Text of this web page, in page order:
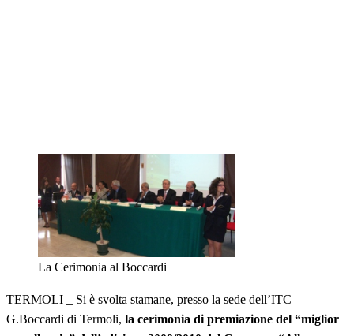
La Cerimonia al Boccardi
TERMOLI _ Si è svolta stamane, presso la sede dell’ITC
G.Boccardi di Termoli, la cerimonia di premiazione del “miglior